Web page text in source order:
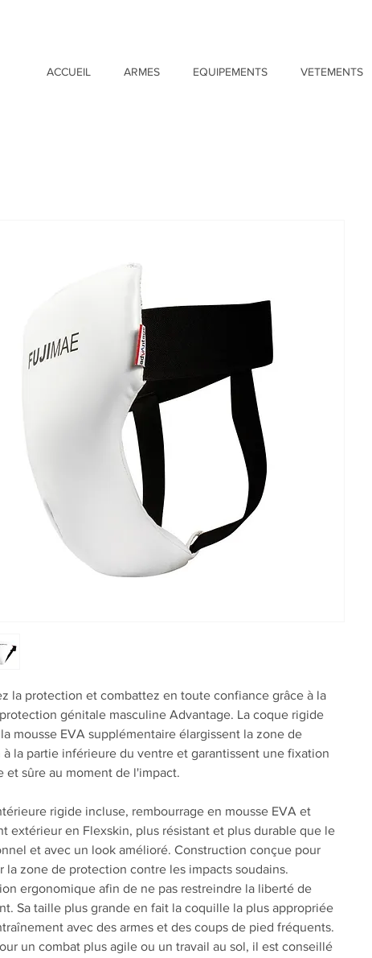
ACCUEIL ARMES EQUIPEMENTS VETEMENTS
la protection et combattez en toute confiance grâce à la
génitale masculine Advantage. La coque rigide
mousse EVA supplémentaire élargissent la zone de
la partie inférieure du ventre et garantissent une fixation
et sûre au moment de l'impact.
rigide incluse, rembourrage en mousse EVA et
extérieur en Flexskin, plus résistant et plus durable que le
et avec un look amélioré. Construction conçue pour
la zone de protection contre les impacts soudains.
ergonomique afin de ne pas restreindre la liberté de
Sa taille plus grande en fait la coquille la plus appropriée
avec des armes et des coups de pied fréquents.
un combat plus agile ou un travail au sol, il est conseillé